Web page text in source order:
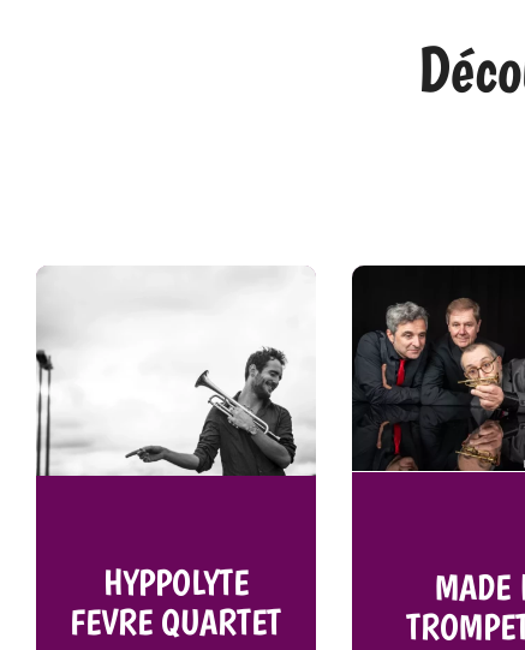
HYPPOLYTE
FEVRE QUARTET
MADE